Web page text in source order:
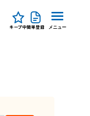
キープ中簡単登録 メニュー